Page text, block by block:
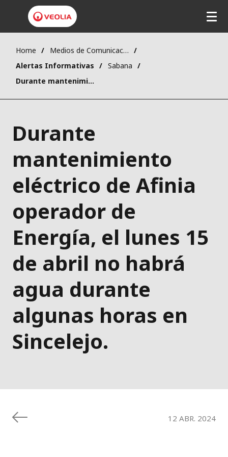
Home
Medios de Comunicación
Alertas Informativas
Sabana
Durante mantenimiento eléctrico de Afinia operador de Energía, el lunes 15 de abril no habrá agua durante algunas horas en Sincelejo.
Durante
mantenimiento
eléctrico de Afinia
operador de
Energía, el lunes 15
de abril no habrá
agua durante
algunas horas en
Sincelejo.
12 ABR. 2024